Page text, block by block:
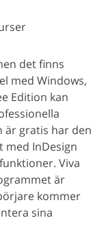
det finns
med Windows,
Edition kan
är gratis har den
med InDesign
Viva
är
kommer
sina